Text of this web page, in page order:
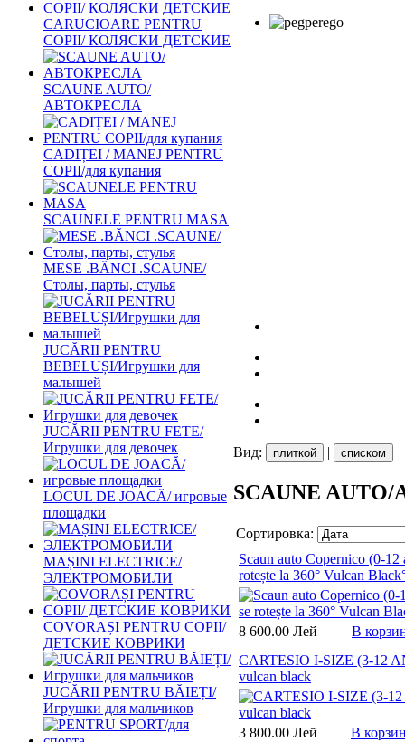
Вид: плиткой | списком
SCAUNE
Сортировка:
Scaun auto Copernico (0-12
rotește la 360° Vulcan
8 600.00 Лей
В
CARTESIO I-SIZE (3-12
vulcan black
3 800.00 Лей
В
CARUCIOARE PENTRU
COPII/ КОЛЯСКИ ДЕТСКИЕ
SCAUNE AUTO/
АВТОКРЕСЛА
CADIȚEI / MANEJ PENTRU
COPII/для купания
SCAUNELE PENTRU MASA
MESE .BĂNCI .SCAUNE/
Столы, парты, стулья
JUCĂRII PENTRU
BEBELUȘI/Игрушки для
малышей
JUCĂRII PENTRU FETE/
Игрушки для девочек
LOCUL DE JOACĂ/ игровые
площадки
MAȘINI ELECTRICE/
ЭЛЕКТРОМОБИЛИ
COVORAȘI PENTRU COPII/
ДЕТСКИЕ КОВРИКИ
JUCĂRII PENTRU BĂIEȚI/
Игрушки для мальчиков